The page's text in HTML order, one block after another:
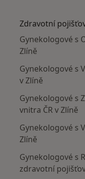
Zdravotní
Gynekologové s
Zlíně
Gynekologové s
v Zlíně
Gynekologové s
vnitra ČR v Zlíně
Gynekologové s
Zlíně
Gynekologové s
zdravotní